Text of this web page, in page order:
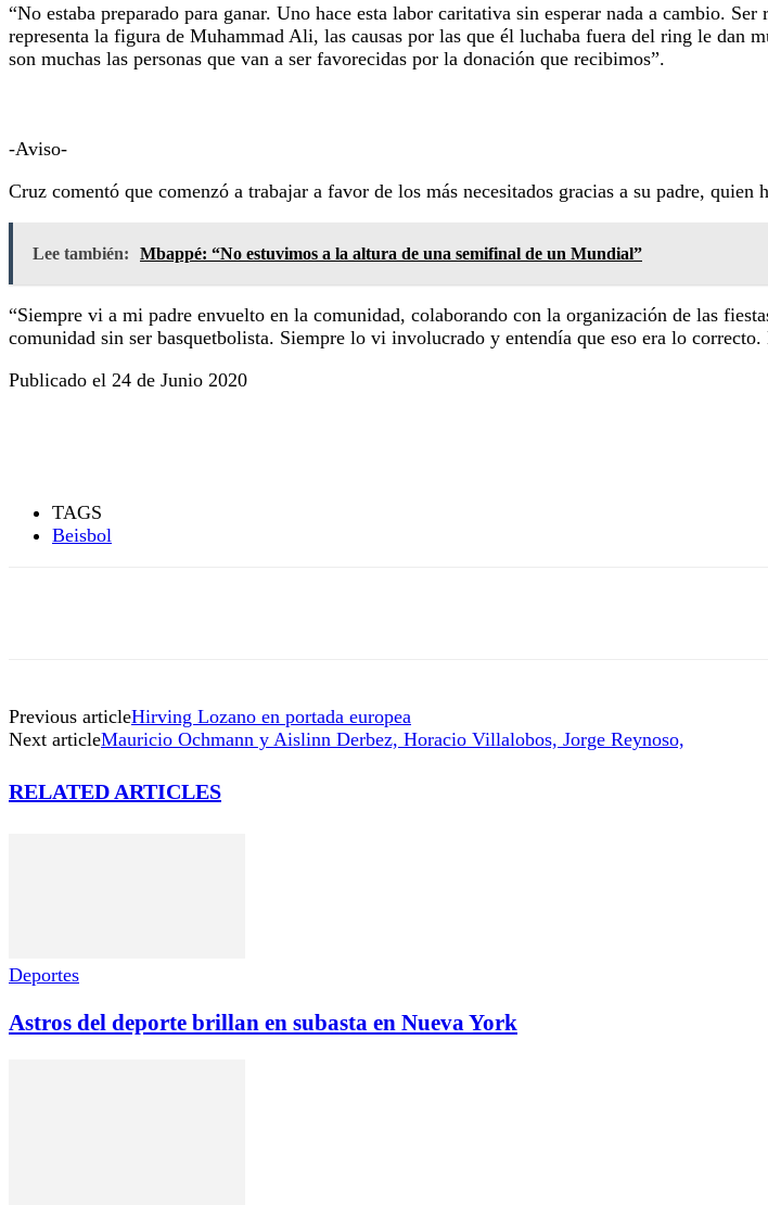
“No estaba preparado para ganar. Uno hace esta labor caritativa sin esperar nada a cambio.
representa la figura de Muhammad Ali, las causas por las que él luchaba fuera del ring le dan
son muchas las personas que van a ser favorecidas por la donación que recibimos”.
-Aviso-
Cruz comentó que comenzó a trabajar a favor de los más necesitados gracias a su padre,
Lee también: Mbappé: “No estuvimos a la altura de una semifinal de un Mundial”
“Siempre vi a mi padre envuelto en la comunidad, colaborando con la organización de las
comunidad sin ser basquetbolista. Siempre lo vi involucrado y entendía que eso era lo
Publicado el 24 de Junio 2020
TAGS
Beisbol
Previous articleHirving Lozano en portada europea
Next articleMauricio Ochmann y Aislinn Derbez, Horacio Villalobos, Jorge Reynoso,
RELATED ARTICLES
Deportes
Astros del deporte brillan en subasta en Nueva York